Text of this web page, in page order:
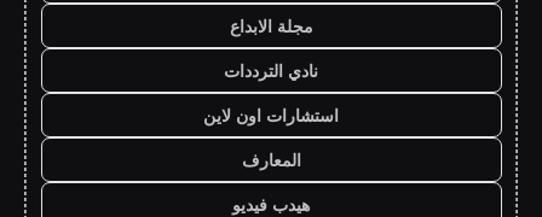
مجلة الابداع
نادي الترددات
استشارات اون لاين
المعارف
هيدب فيديو